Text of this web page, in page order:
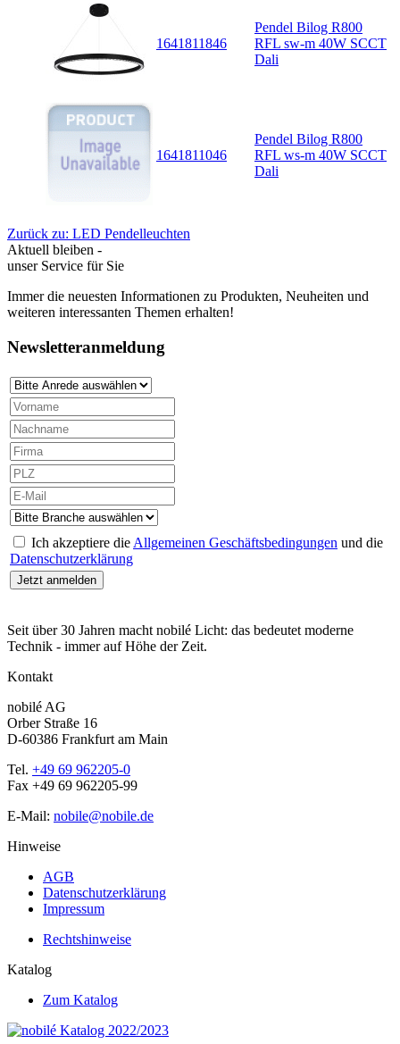
1641811846
Pendel Bilog R800
RFL sw-m 40W SCCT
Dali
1641811046
Pendel Bilog R800
RFL ws-m 40W SCCT
Dali
Zurück zu: LED Pendelleuchten
Aktuell bleiben -
unser Service für Sie
Immer die neuesten Informationen zu Produkten, Neuheiten und
weiteren interessanten Themen erhalten!
Newsletteranmeldung
Ich akzeptiere die Allgemeinen Geschäftsbedingungen und die
Datenschutzerklärung
Seit über 30 Jahren macht nobilé Licht: das bedeutet moderne
Technik - immer auf Höhe der Zeit.
Kontakt
nobilé AG
Orber Straße 16
D-60386 Frankfurt am Main
Tel. +49 69 962205-0
Fax +49 69 962205-99
E-Mail: nobile@nobile.de
Hinweise
AGB
Datenschutzerklärung
Impressum
Rechtshinweise
Katalog
Zum Katalog